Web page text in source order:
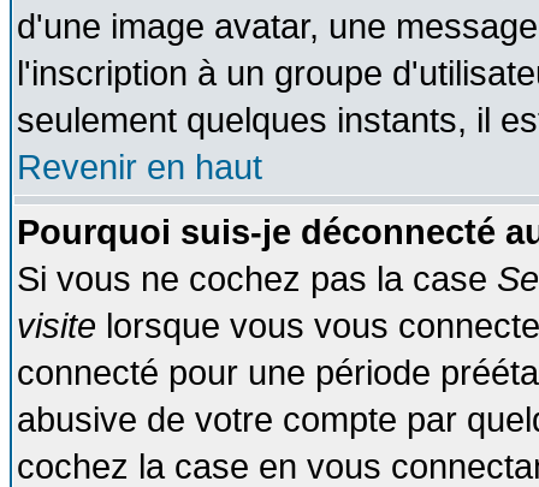
d'une image avatar, une
l'inscription à un groupe
seulement quelques instants, il
Revenir en haut
Pourquoi suis-je déconnecté
Si vous ne cochez pas la case
visite lorsque vous vous
connecté pour une période
abusive de votre compte par
cochez la case en vous